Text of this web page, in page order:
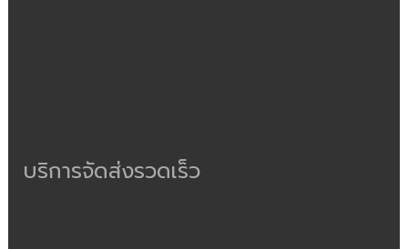
บริการจัดส่งรวดเร็ว